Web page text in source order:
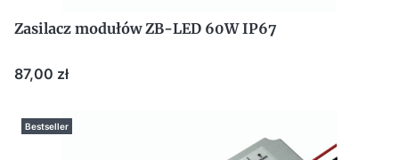
Zasilacz modułów ZB-LED 60W IP67
Cena
87,00 zł
Bestseller